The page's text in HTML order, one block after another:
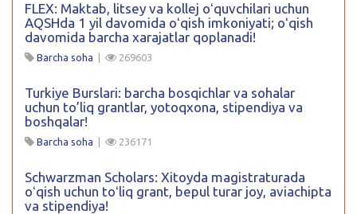
FLEX: Maktab, litsey va kollej oʻquvchilari uchun
AQSHda 1 yil davomida oʻqish imkoniyati; oʻqish
davomida barcha xarajatlar qoplanadi!
Barcha soha 269603
Turkiye Burslari: barcha bosqichlar va sohalar
uchun to’liq grantlar, yotoqxona, stipendiya va
boshqalar!
Barcha soha 236171
Schwarzman Scholars: Xitoyda magistraturada
oʻqish uchun toʻliq grant, bepul turar joy, aviachipta
va stipendiya!